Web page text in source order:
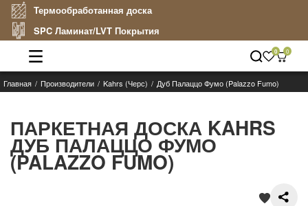
Термообработанная доска
SPC Ламинат/LVT Покрытия
Каталог
Укладка
Примеры работ
0 0
Главная Производители Kahrs (Черс) Дуб Палаццо Фумо (Palazzo Fumo)
ПАРКЕТНАЯ ДОСКА KAHRS
ДУБ ПАЛАЦЦО ФУМО
(PALAZZO FUMO)